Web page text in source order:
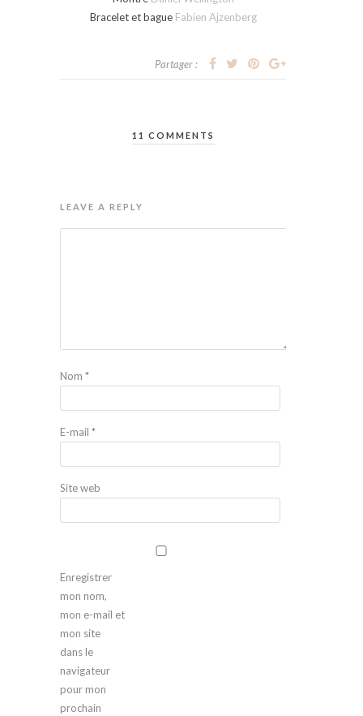
Bracelet et bague Fabien Ajzenberg
Partager :
11 COMMENTS
LEAVE A REPLY
Nom *
E-mail *
Site web
Enregistrer
mon nom,
mon e-mail et
mon site
dans le
navigateur
pour mon
prochain